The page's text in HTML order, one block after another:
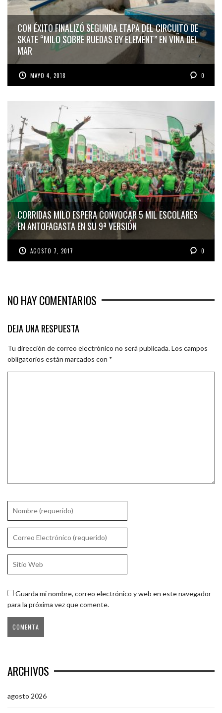
CON ÉXITO FINALIZÓ SEGUNDA ETAPA DEL CIRCUITO DE
SKATE “MILO SOBRE RUEDAS BY ELEMENT” EN VIÑA DEL
MAR
MAYO 4, 2018 0
CORRIDAS MILO ESPERA CONVOCAR 5 MIL ESCOLARES
EN ANTOFAGASTA EN SU 9ª VERSIÓN
AGOSTO 7, 2017 0
NO HAY COMENTARIOS
DEJA UNA RESPUESTA
Tu dirección de correo electrónico no será publicada.Los campos
obligatorios están marcados con *
Guarda mi nombre, correo electrónico y web en este navegador
para la próxima vez que comente.
ARCHIVOS
agosto 2026